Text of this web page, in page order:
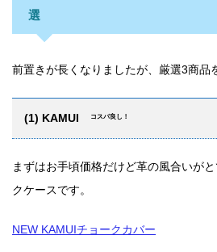
選
前置きが長くなりましたが、厳選3商品
(1) KAMUI コスパ良し！
まずはお手頃価格だけど革の風合いが
クケースです。
NEW KAMUIチョークカバー